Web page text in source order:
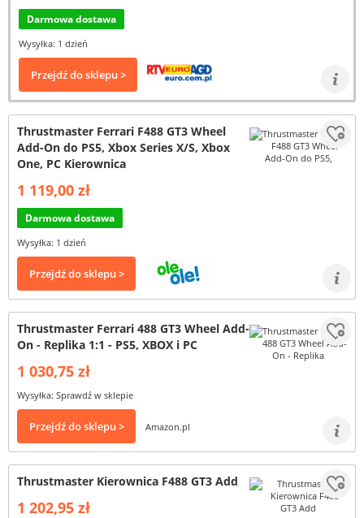
Darmowa dostawa
Wysyłka: 1 dzień
Przejdź do sklepu >
Thrustmaster Ferrari F488 GT3 Wheel
Add-On do PS5, Xbox Series X/S, Xbox
One, PC Kierownica
1 119,00 zł
Darmowa dostawa
Wysyłka: 1 dzień
Przejdź do sklepu >
Thrustmaster Ferrari 488 GT3 Wheel Add-
On - Replika 1:1 - PS5, XBOX i PC
1 030,75 zł
Wysyłka: Sprawdź w sklepie
Przejdź do sklepu > Amazon.pl
Thrustmaster Kierownica F488 GT3 Add
1 202,95 zł